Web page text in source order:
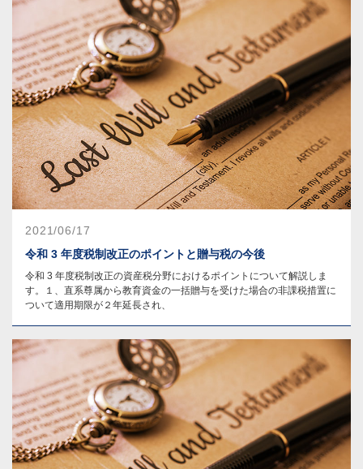
2021/06/17
令和 3 年度税制改正のポイントと贈与税の今後
令和 3 年度税制改正の資産税分野におけるポイントについて解説しま
す。１、直系尊属から教育資金の一括贈与を受けた場合の非課税措置に
ついて適用期限が２年延長され、